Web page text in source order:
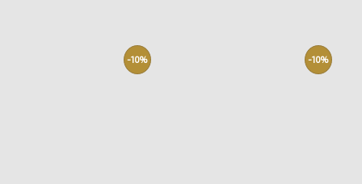
-10% -10%